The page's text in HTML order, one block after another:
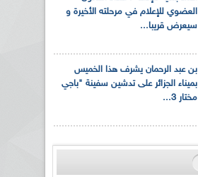
العضوي للإعلام في مرحلته الأخيرة و
سيعرض قريبا...
بن عبد الرحمان يشرف هذا الخميس
بميناء الجزائر على تدشين سفينة "باجي
مختار 3...